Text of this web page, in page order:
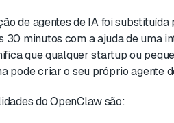
de agentes de IA foi
30 minutos com a ajuda de uma
que qualquer startup ou
pode criar o seu próprio agente
do OpenClaw são: